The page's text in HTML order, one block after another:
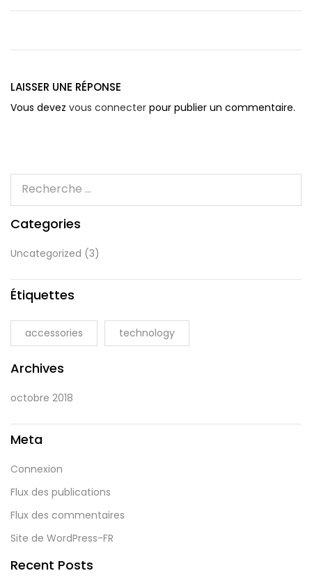
LAISSER UNE RÉPONSE
Vous devez vous connecter pour publier un commentaire.
Categories
Uncategorized (3)
Étiquettes
accessories technology
Archives
octobre 2018
Meta
Connexion
Flux des publications
Flux des commentaires
Site de WordPress-FR
Recent Posts